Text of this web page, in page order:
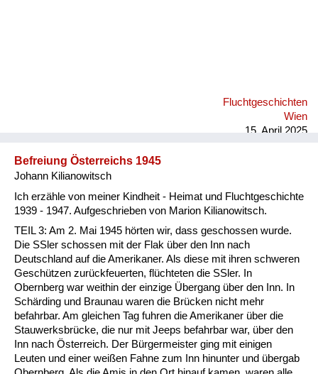
Fluchtgeschichten
Wien
15. April 2025
Befreiung Österreichs 1945
Johann Kilianowitsch
Ich erzähle von meiner Kindheit - Heimat und Fluchtgeschichte
1939 - 1947. Aufgeschrieben von Marion Kilianowitsch.
TEIL 3: Am 2. Mai 1945 hörten wir, dass geschossen wurde.
Die SSler schossen mit der Flak über den Inn nach
Deutschland auf die Amerikaner. Als diese mit ihren schweren
Geschützen zurückfeuerten, flüchteten die SSler. In
Obernberg war weithin der einzige Übergang über den Inn. In
Schärding und Braunau waren die Brücken nicht mehr
befahrbar. Am gleichen Tag fuhren die Amerikaner über die
Stauwerksbrücke, die nur mit Jeeps befahrbar war, über den
Inn nach Österreich. Der Bürgermeister ging mit einigen
Leuten und einer weißen Fahne zum Inn hinunter und übergab